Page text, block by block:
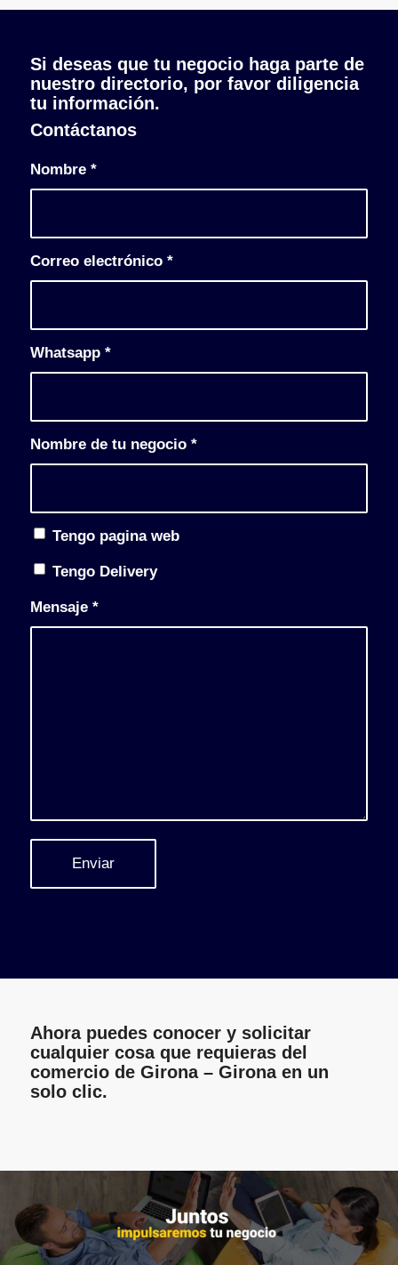
Si deseas que tu negocio haga parte de
nuestro directorio, por favor diligencia
tu información.
Contáctanos
Nombre *
Correo electrónico *
Whatsapp *
Nombre de tu negocio *
Tengo pagina web
Tengo Delivery
Mensaje *
Ahora puedes conocer y solicitar
cualquier cosa que requieras del
comercio de Girona – Girona en un
solo clic.